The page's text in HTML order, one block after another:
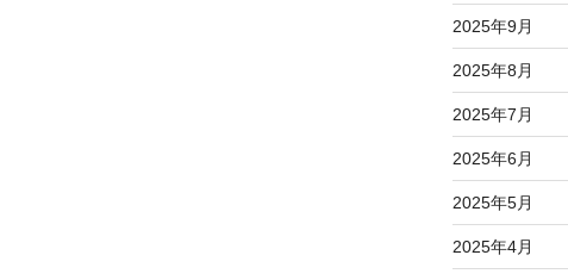
2025年9月
2025年8月
2025年7月
2025年6月
2025年5月
2025年4月